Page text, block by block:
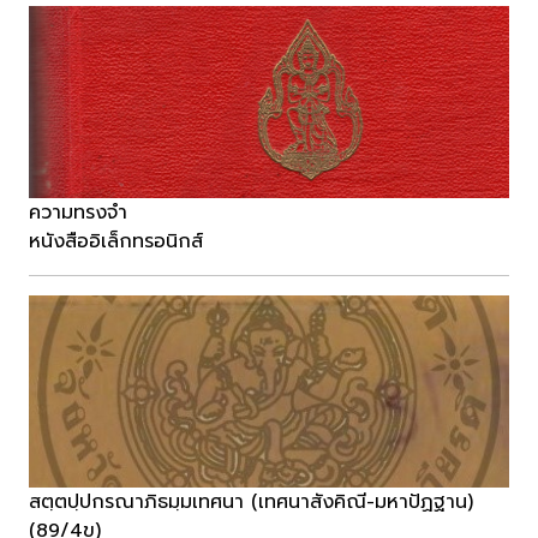
ความทรงจำ
หนังสืออิเล็กทรอนิกส์
สตฺตปฺปกรณาภิธมฺมเทศนา (เทศนาสังคิณี-มหาปัฏฐาน)
(89/4ข)